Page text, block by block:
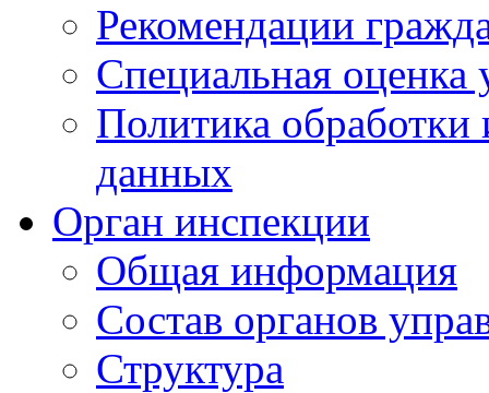
Рекомендации
Специальная
Политика
данных
Орган инспекции
Общая информация
Состав органов
Структура